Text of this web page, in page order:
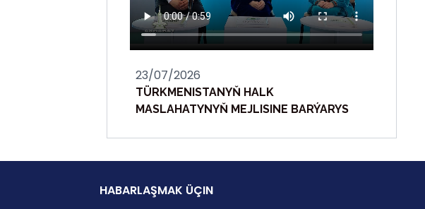
23/07/2026
TÜRKMENISTANYŇ HALK
MASLAHATYNYŇ MEJLISINE BARÝARYS
HABARLAŞMAK ÜÇIN